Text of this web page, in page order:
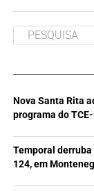
Nova Santa Rita
programa do TCE-
Temporal
124, em